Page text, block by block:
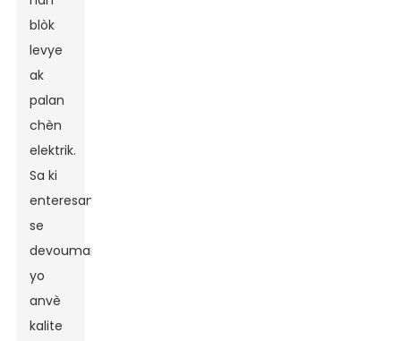
blòk
levye
ak
palan
chèn
elektrik.
Sa ki
enteresan
se
devouman
yo
anvè
kalite